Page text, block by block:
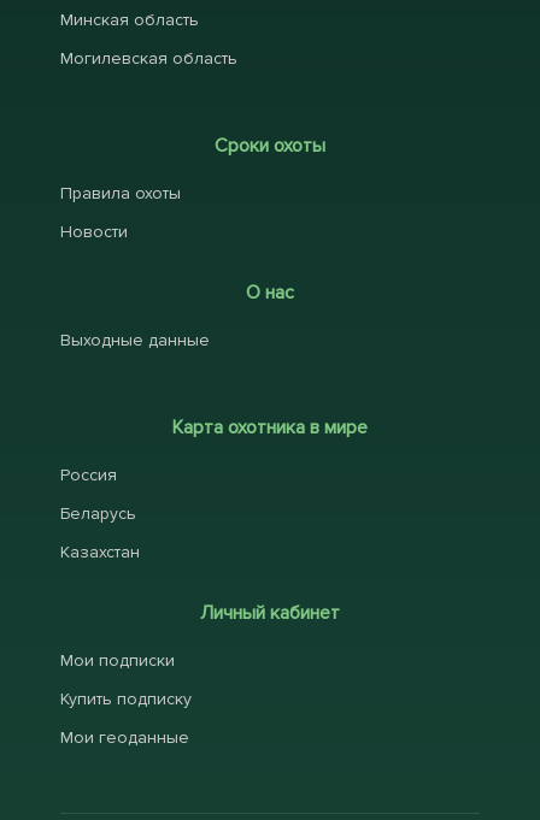
Минская область
Могилевская область
Сроки охоты
Правила охоты
Новости
О нас
Выходные данные
Карта охотника в мире
Россия
Беларусь
Казахстан
Личный кабинет
Мои подписки
Купить подписку
Мои геоданные